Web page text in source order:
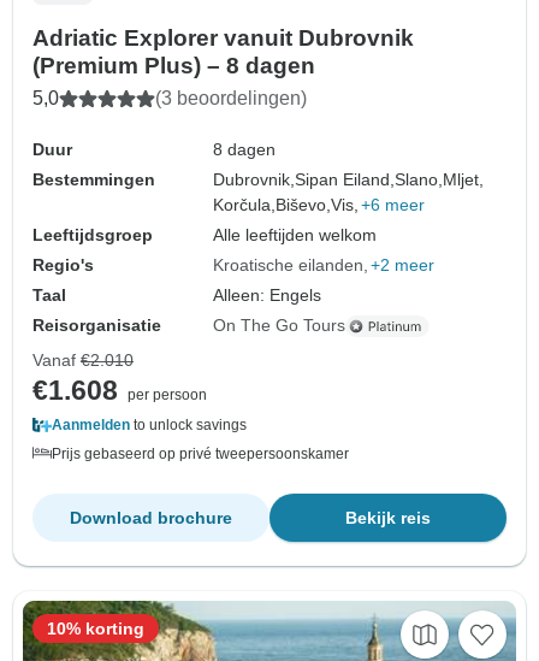
Adriatic Explorer vanuit Dubrovnik
(Premium Plus) – 8 dagen
5,0 (3 beoordelingen)
Duur
8 dagen
Bestemmingen
Dubrovnik,Sipan Eiland,Slano,Mljet,
Korčula,Biševo,Vis, +6 meer
Leeftijdsgroep
Alle leeftijden welkom
Regio's
Kroatische eilanden +2 meer
Taal
Alleen: Engels
Reisorganisatie
On The Go Tours
Vanaf €2.010
€1.608
per persoon
Aanmelden to unlock savings
Prijs gebaseerd op privé tweepersoonskamer
Bekijk reis
Download brochure
10% korting